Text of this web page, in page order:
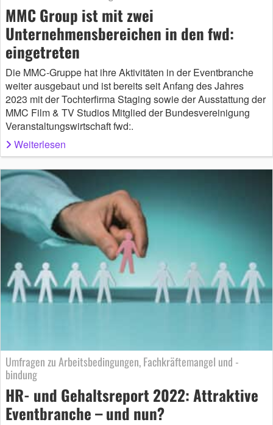
MMC Group ist mit zwei
Unternehmensbereichen in den fwd:
eingetreten
Die MMC-Gruppe hat ihre Aktivitäten in der Eventbranche
weiter ausgebaut und ist bereits seit Anfang des Jahres
2023 mit der Tochterfirma Staging sowie der Ausstattung der
MMC Film & TV Studios Mitglied der Bundesvereinigung
Veranstaltungswirtschaft fwd:.
Weiterlesen
Umfragen zu Arbeitsbedingungen, Fachkräftemangel und -
bindung
HR- und Gehaltsreport 2022: Attraktive
Eventbranche – und nun?